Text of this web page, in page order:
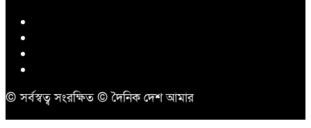
© সর্বস্বত্ব সংরক্ষিত © দৈনিক দেশ আমার